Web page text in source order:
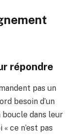
répondre
pas un
besoin d’un
dans leur
ce n’est pas